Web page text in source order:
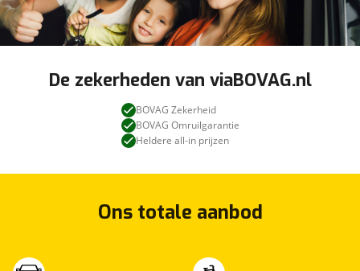
De zekerheden van viaBOVAG.nl
BOVAG Zekerheid
BOVAG Omruilgarantie
Heldere all-in prijzen
Ons totale aanbod